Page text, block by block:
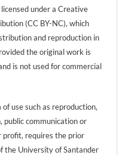
licensed under a Creative
(CC BY-NC), which
and reproduction in
the original work is
is not used for commercial
use such as reproduction,
public communication or
profit, requires the prior
the University of Santander